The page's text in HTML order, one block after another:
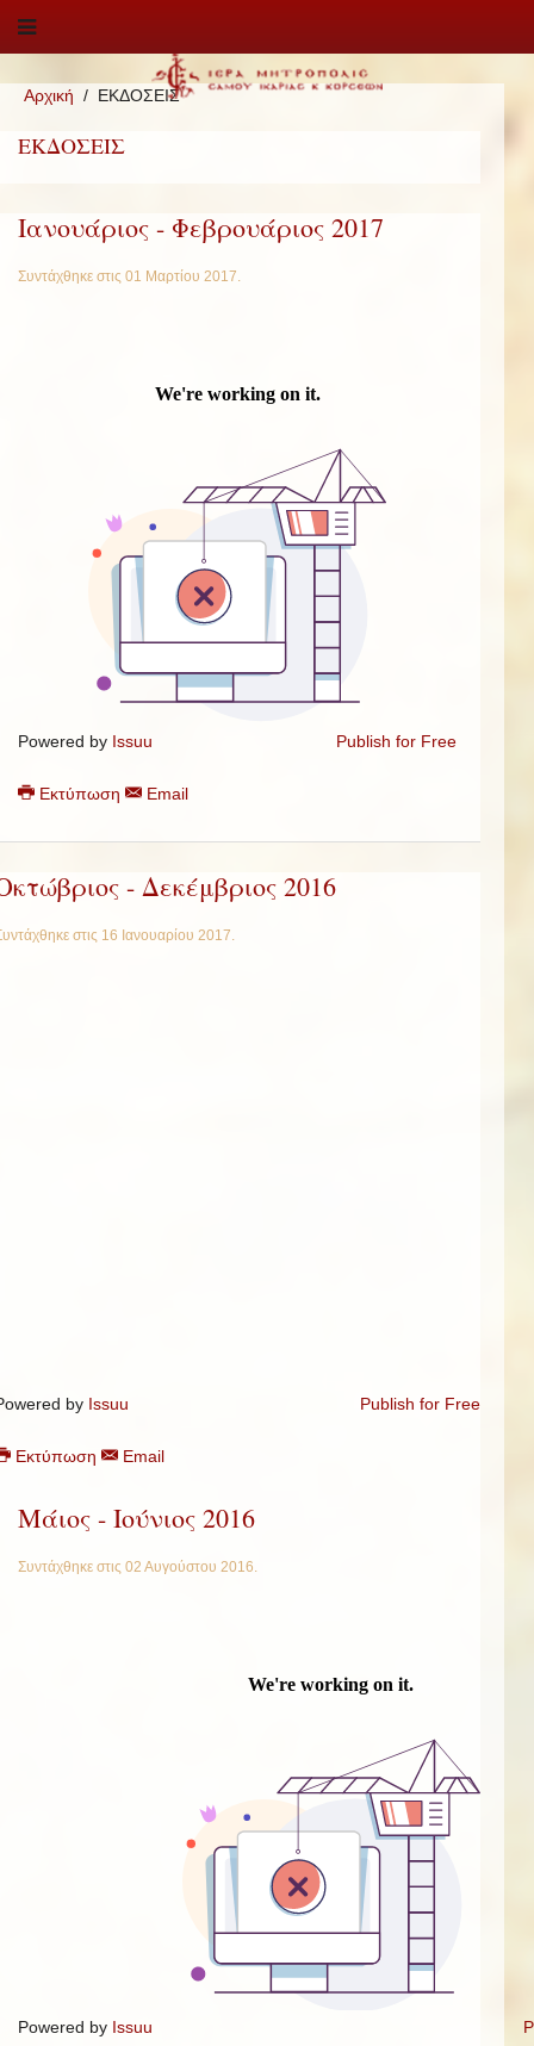
Αρχική ΕΚΔΟΣΕΙΣ
ΕΚΔΟΣΕΙΣ
Ιανουάριος - Φεβρουάριος 2017
Συντάχθηκε στις 01 Μαρτίου 2017.
Powered by Issuu Publish for Free
Εκτύπωση Email
- Δεκέμβριος 2016
στις 16 Ιανουαρίου 2017.
by Issuu Publish for Free
Εκτύπωση Email
Μάιος - Iούνιος 2016
Συντάχθηκε στις 02 Αυγούστου 2016.
Powered by Issuu